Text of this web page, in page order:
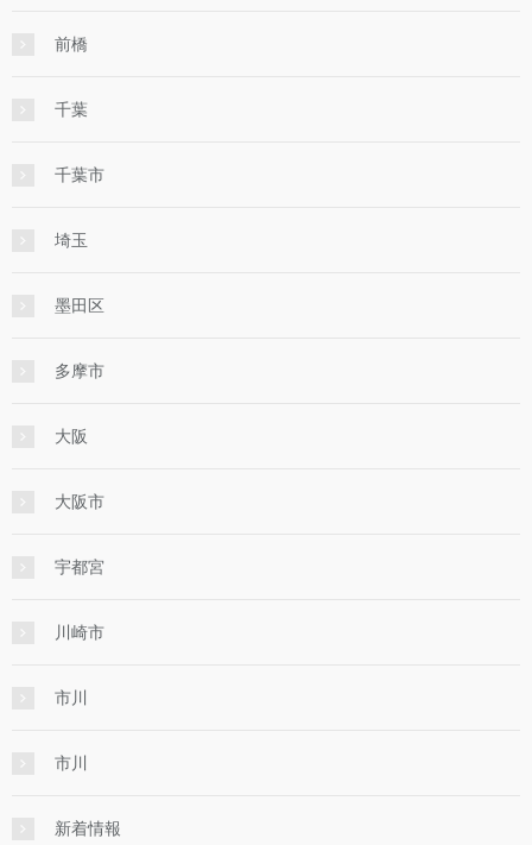
前橋
千葉
千葉市
埼玉
墨田区
多摩市
大阪
大阪市
宇都宮
川崎市
市川
市川
新着情報